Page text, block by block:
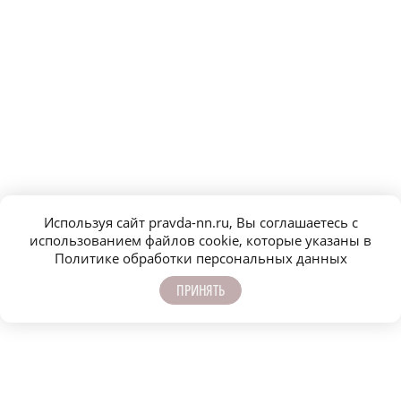
Используя сайт pravda-nn.ru, Вы соглашаетесь с
использованием файлов cookie, которые указаны в
Политике обработки персональных данных
ПРИНЯТЬ